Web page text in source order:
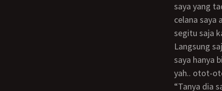
saya yang
celana saya
segitu saja
Langsung
saya hanya
yah.. otot-
“tanya dia sambil bercanda dan saya hanya bisa diam dan tersenyum. Tiba-tiba rasa